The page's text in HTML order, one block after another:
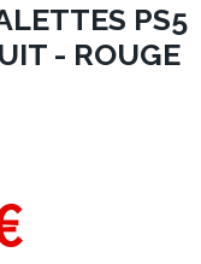
PS5
- ROUGE